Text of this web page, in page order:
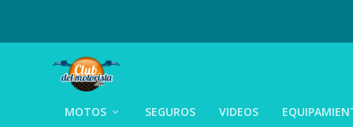
MOTOS SEGUROS VIDEOS